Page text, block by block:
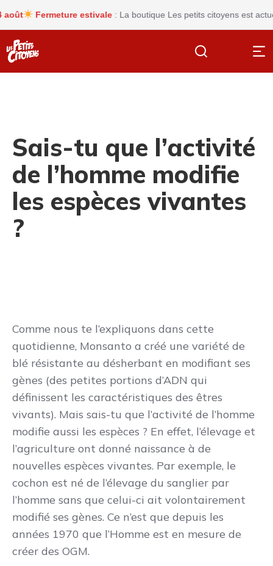
Fermeture estivale: La boutique Les petits citoyens est
Sais-tu que l’activité
de l’homme modifie
les espèces vivantes
?
Comme nous te l’expliquons dans cette
quotidienne, Monsanto a créé une variété de
blé résistante au désherbant en modifiant ses
gènes (des petites portions d’ADN qui
définissent les caractéristiques des êtres
vivants). Mais sais-tu que l’activité de l’homme
modifie aussi les espèces ? En effet, l’élevage et
l’agriculture ont donné naissance à de
nouvelles espèces vivantes. Par exemple, le
cochon est né de l’élevage du sanglier par
l’homme sans que celui-ci ait volontairement
modifié ses gènes. Ce n’est que depuis les
années 1970 que l’Homme est en mesure de
créer des OGM.